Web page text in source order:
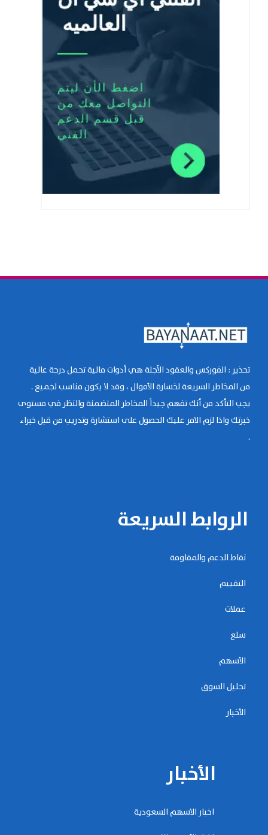
تحذير : الفوركس والعقود الآجلة هي أدوات مالية تحمل درجة عالية
من المخاطر السريعة لخسارة الأموال ، وقد لا يكون مناسب لجميع .
يجب التأكد من أنك تفهم جيداً المخاطر المتضمنة والنظر في مستوى
خبرتك واذا لزم الامر عليك الحصول على استشارة وتدريب من قبل خبراء
.
الروابط السريعة
نقاط الدعم والمقاومة
التقييم
عملات
سلع
الأسهم
تحليل السوق
الأخبار
الأخبار
اخبار الاسهم السعودية